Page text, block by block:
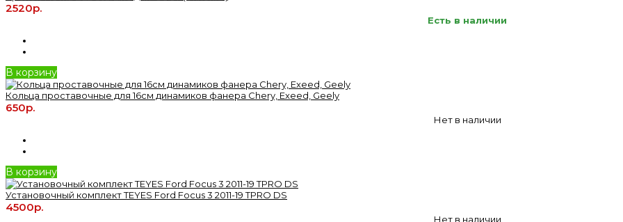
2520р.
Есть в наличии
В корзину
Кольца проставочные для 16см динамиков фанера Chery, Exeed, Geely
650р.
Нет в наличии
В корзину
Установочный комплект TEYES Ford Focus 3 2011-19 TPRO DS
4500р.
Нет в наличии